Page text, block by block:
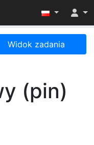
menu
Widok zadania
(pin)